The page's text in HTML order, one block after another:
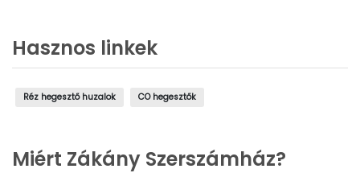
Hasznos linkek
Réz hegesztő huzalok CO hegesztők
Miért Zákány Szerszámház?